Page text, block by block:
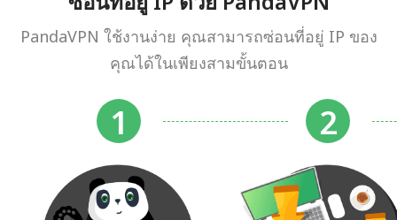
PandaVPN ใช้งานง่าย คุณสามารถซ่อนที่อยู่ IP ของ
คุณได้ในเพียงสามขั้นตอน